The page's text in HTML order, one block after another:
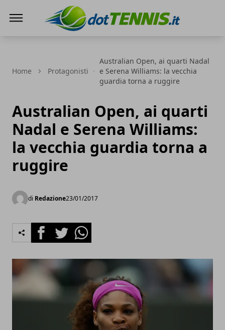
Home Protagonisti
Australian Open, ai quarti Nadal
e Serena Williams: la vecchia
guardia torna a ruggire
Australian Open, ai quarti
Nadal e Serena Williams:
la vecchia guardia torna a
ruggire
di Redazione23/01/2017
FacebookTwitterWhatsapp